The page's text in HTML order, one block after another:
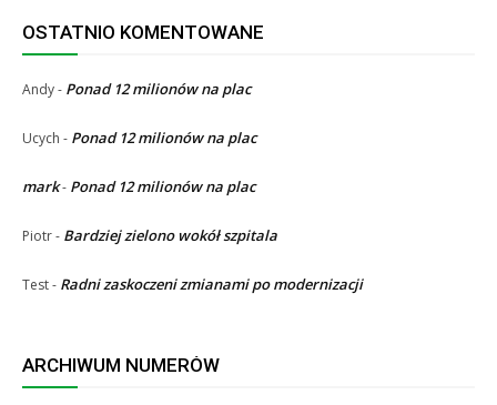
OSTATNIO KOMENTOWANE
Andy- Ponad 12 milionów na plac
Ucych - Ponad 12 milionów na plac
mark- Ponad 12 milionów na plac
Piotr- Bardziej zielono wokół szpitala
Test- Radni zaskoczeni zmianami po modernizacji
ARCHIWUM NUMERÓW